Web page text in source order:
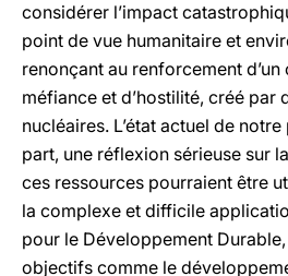
considérer l’impact
point de vue humanitaire et
renonçant au renforcement
méfiance et d’hostilité, créé par
nucléaires. L’état actuel de
part, une réflexion sérieuse sur
ces ressources pourraient être
la complexe et difficile
pour le Développement
objectifs comme le